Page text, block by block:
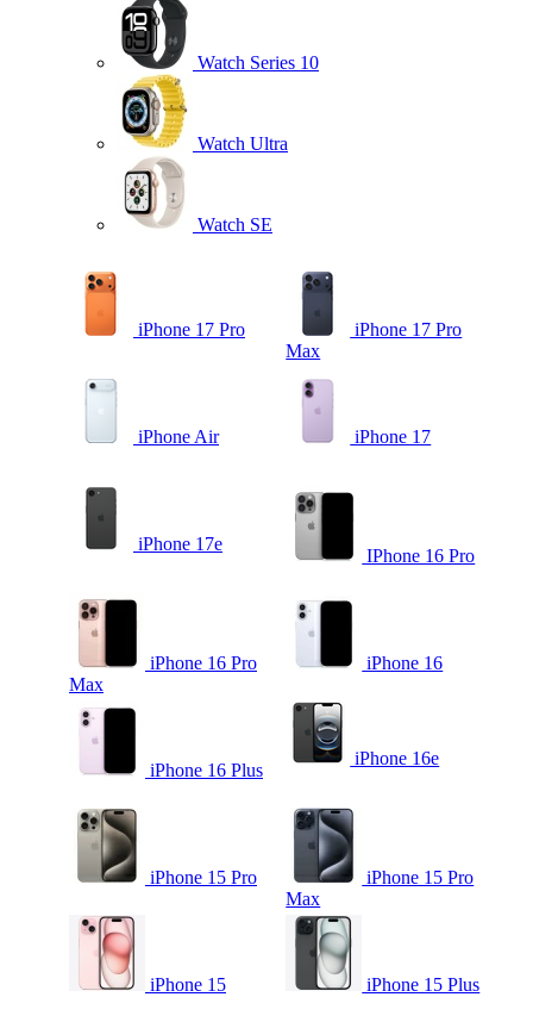
Watch Series 10
Watch Ultra
Watch SE
iPhone 17 Pro
iPhone 17 Pro
Max
iPhone Air iPhone 17
iPhone 17e
IPhone 16 Pro
iPhone 16 Pro
Max
iPhone 16
iPhone 16 Plus
iPhone 16e
iPhone 15 Pro
iPhone 15 Pro
Max
iPhone 15 iPhone 15 Plus